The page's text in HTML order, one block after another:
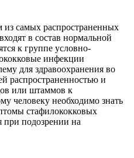
самых распространенных
в состав нормальной
к группе условно-
инфекции
для здравоохранения во
распространенностью и
или штаммов к
человеку необходимо знать
стафилококковых
при подозрении на